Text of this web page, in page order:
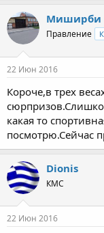
Миширби
Правление
22 Июн 2016
Короче,в трех
какая то
посмотрю.Сейчас
Dionis
КМС
22 Июн 2016